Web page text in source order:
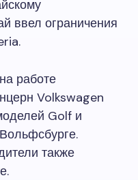
ввел ограничения
работе
Volkswagen
Golf и
также